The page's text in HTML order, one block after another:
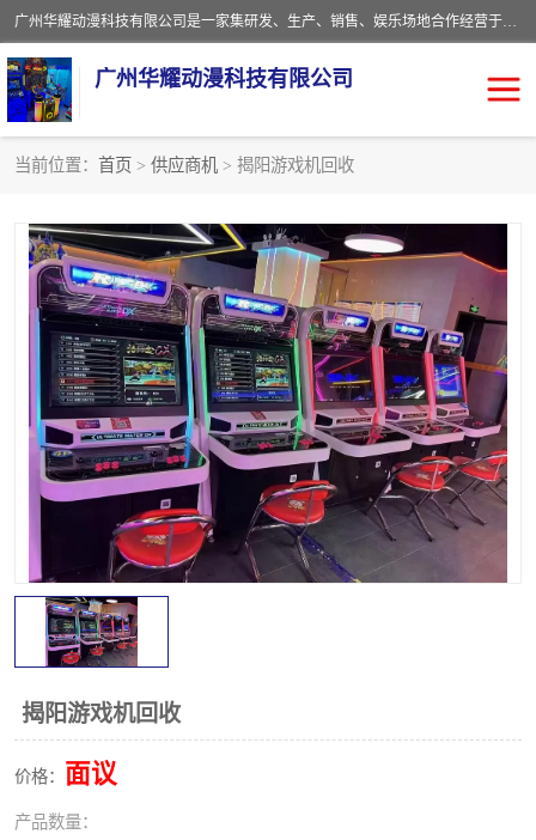
广州华耀动漫科技有限公司是一家集研发、生产、销售、娱乐场地合作经营于一体的动漫游戏公司。本公司拥有一支年轻化集研发生产到售后服务的队伍，及时地为客户提供、赚钱的产品。本公司以雄厚的实力、合理的价格、优良的服务与多家企业建立了长期的合作关系。热诚欢迎各界前来参观、考察、洽谈业务。目前公司经营的产品有：各种捕渔游戏机系列，大型模拟机系列、轮盘机系列、连线机系列、框体机系列、玛莉机系列等。
广州华耀动漫科技有限公司
当前位置： 首页 > 供应商机 > 揭阳游戏机回收
揭阳游戏机回收
价格： 面议
产品数量：
赛车回收 电玩城回收
模拟机回收 儿童机回收
游戏厅回收 *机回收